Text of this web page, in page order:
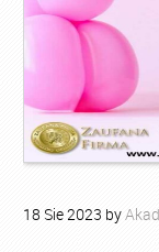
18 Sie2023 by